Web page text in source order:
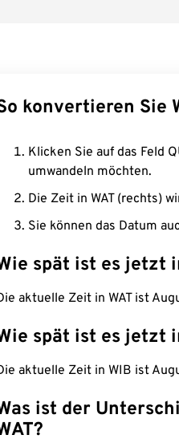
konvertieren Sie
Klicken Sie auf das Feld
umwandeln möchten.
Die Zeit in WAT (rechts)
Sie können das Datum
spät ist es jetzt
aktuelle Zeit in WAT ist
spät ist es jetzt
aktuelle Zeit in WIB ist
ist der